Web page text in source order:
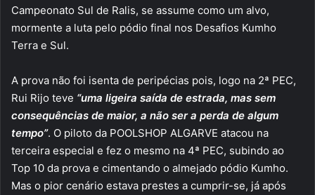
Campeonato Sul de Ralis, se assume como um alvo,
mormente a luta pelo pódio final nos Desafios Kumho
Terra e Sul.
A prova não foi isenta de peripécias pois, logo na 2ª PEC,
Rui Rijo teve “uma ligeira saída de estrada, mas sem
consequências de maior, a não ser a perda de algum
tempo”. O piloto da POOLSHOP ALGARVE atacou na
terceira especial e fez o mesmo na 4ª PEC, subindo ao
Top 10 da prova e cimentando o almejado pódio Kumho.
Mas o pior cenário estava prestes a cumprir-se, já após